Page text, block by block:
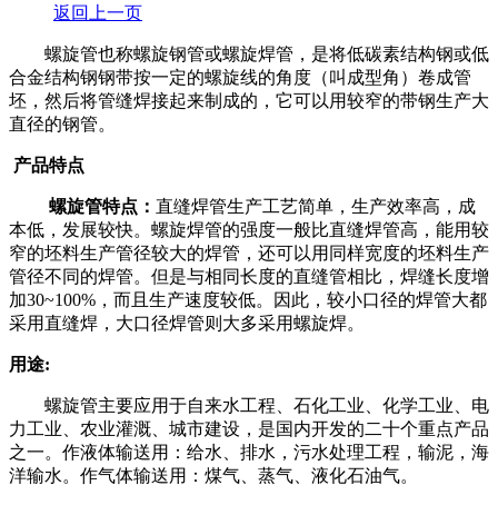
返回上一页
螺旋管也称螺旋钢管或螺旋焊管，是将低碳素结构钢或低
合金结构钢钢带按一定的螺旋线的角度（叫成型角）卷成管
坯，然后将管缝焊接起来制成的，它可以用较窄的带钢生产大
直径的钢管。
产品特点
螺旋管特点： 直缝焊管生产工艺简单，生产效率高，成
本低，发展较快。螺旋焊管的强度一般比直缝焊管高，能用较
窄的坯料生产管径较大的焊管，还可以用同样宽度的坯料生产
管径不同的焊管。但是与相同长度的直缝管相比，焊缝长度增
加30~100%，而且生产速度较低。因此，较小口径的焊管大都
采用直缝焊，大口径焊管则大多采用螺旋焊。
用途:
螺旋管主要应用于自来水工程、石化工业、化学工业、电
力工业、农业灌溉、城市建设，是国内开发的二十个重点产品
之一。作液体输送用：给水、排水，污水处理工程，输泥，海
洋输水。作气体输送用：煤气、蒸气、液化石油气。